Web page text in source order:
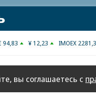
94,83 ¥ 12,23 IMOEX
вы соглашаетесь с